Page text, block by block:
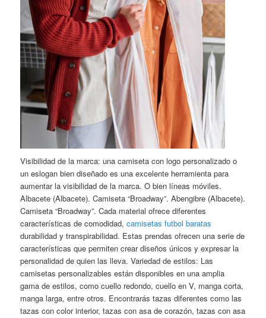
Visibilidad de la marca: una camiseta con logo personalizado o
un eslogan bien diseñado es una excelente herramienta para
aumentar la visibilidad de la marca. O bien líneas móviles.
Albacete (Albacete). Camiseta “Broadway”. Abengibre (Albacete).
Camiseta “Broadway”. Cada material ofrece diferentes
características de comodidad,camisetas futbol baratas
durabilidad y transpirabilidad. Estas prendas ofrecen una serie de
características que permiten crear diseños únicos y expresar la
personalidad de quien las lleva. Variedad de estilos: Las
camisetas personalizables están disponibles en una amplia
gama de estilos, como cuello redondo, cuello en V, manga corta,
manga larga, entre otros. Encontrarás tazas diferentes como las
tazas con color interior, tazas con asa de corazón, tazas con asa